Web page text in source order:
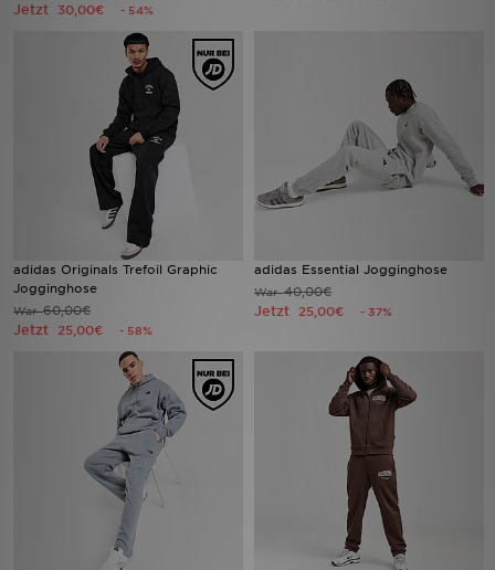
Jetzt 30,00€ - 54%
adidas Originals Trefoil Graphic
Jogginghose
War60,00€
Jetzt 25,00€ - 58%
adidas Essential Jogginghose
War40,00€
Jetzt 25,00€ - 37%
Lade Die APP
Geschenkkarte
Filialfinder
Meine Nachrichten
Bestellverfolgung
Hilfe & Kontakt
Trending Styles